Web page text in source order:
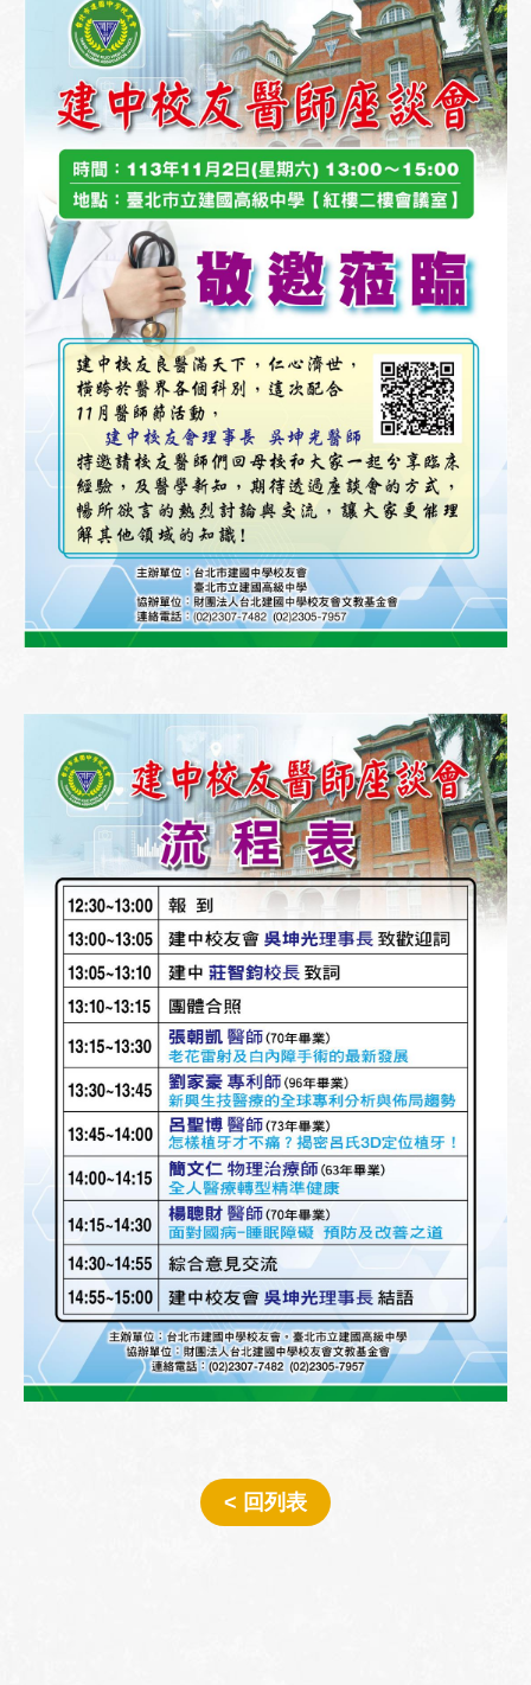
< 回列表